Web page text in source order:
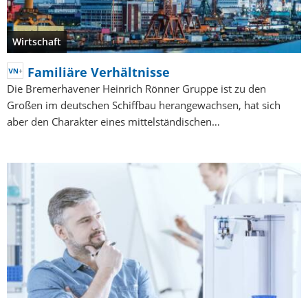
Wirtschaft
Familiäre Verhältnisse
Die Bremerhavener Heinrich Rönner Gruppe ist zu den
Großen im deutschen Schiffbau herangewachsen, hat sich
aber den Charakter eines mittelständischen…